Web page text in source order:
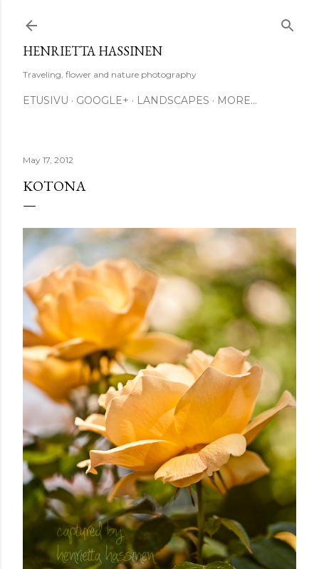
HENRIETTA HASSINEN
Traveling, flower and nature photography
ETUSIVU GOOGLE+ LANDSCAPES MORE…
May 17, 2012
KOTONA